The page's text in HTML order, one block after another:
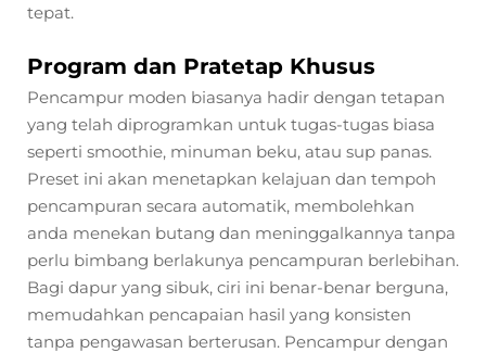
tepat.
Program dan Pratetap Khusus
Pencampur moden biasanya hadir dengan tetapan
yang telah diprogramkan untuk tugas-tugas biasa
seperti smoothie, minuman beku, atau sup panas.
Preset ini akan menetapkan kelajuan dan tempoh
pencampuran secara automatik, membolehkan
anda menekan butang dan meninggalkannya tanpa
perlu bimbang berlakunya pencampuran berlebihan.
Bagi dapur yang sibuk, ciri ini benar-benar berguna,
memudahkan pencapaian hasil yang konsisten
tanpa pengawasan berterusan. Pencampur dengan